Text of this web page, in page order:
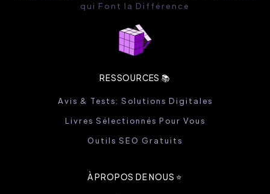
qui Font la Différence
RESSOURCES 📚
Avis & Tests: Solutions Digitales
Livres Sélectionnés Pour Vous
Outils SEO Gratuits
À PROPOS DE NOUS ⭐️